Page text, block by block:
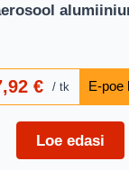
€ tk
Loe edasi